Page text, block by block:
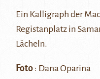
Ein Kalligraph der
Registanplatz in
Lächeln.
Foto : Dana Oparina